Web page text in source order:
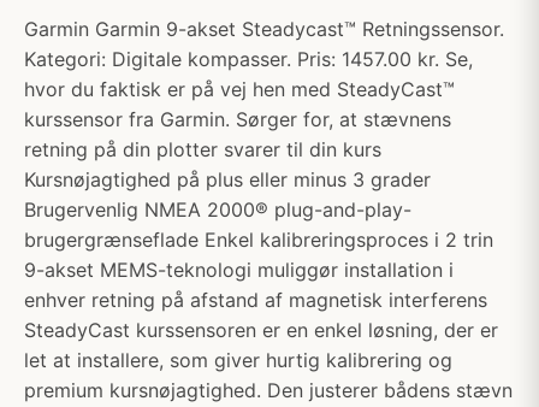
Garmin Garmin 9-akset Steadycast™ Retningssensor.
Kategori: Digitale kompasser. Pris: 1457.00 kr. Se,
hvor du faktisk er på vej hen med SteadyCast™
kurssensor fra Garmin. Sørger for, at stævnens
retning på din plotter svarer til din kurs
Kursnøjagtighed på plus eller minus 3 grader
Brugervenlig NMEA 2000® plug-and-play-
brugergrænseflade Enkel kalibreringsproces i 2 trin
9-akset MEMS-teknologi muliggør installation i
enhver retning på afstand af magnetisk interferens
SteadyCast kurssensoren er en enkel løsning, der er
let at installere, som giver hurtig kalibrering og
premium kursnøjagtighed. Den justerer bådens stævn